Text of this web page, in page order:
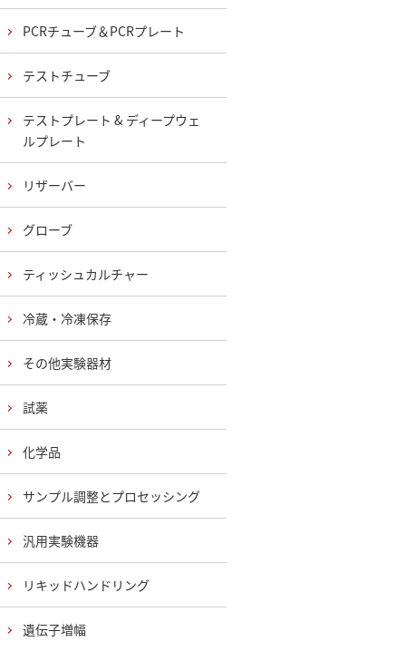
PCRチューブ＆PCRプレート
テストチューブ
テストプレート & ディープウェ
ルプレート
リザーバー
グローブ
ティッシュカルチャー
冷蔵・冷凍保存
その他実験器材
試薬
化学品
サンプル調整とプロセッシング
汎用実験機器
リキッドハンドリング
遺伝子増幅